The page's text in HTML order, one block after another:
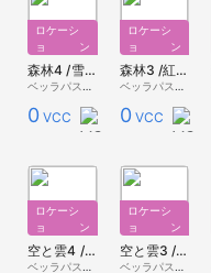
ロケーシ
ョン
森林4 /雪原 【スカイドーム】
0 VCC
ロケーシ
ョン
森林3 /紅葉 【スカイドーム】
0 VCC
ロケーシ
ョン
空と雲4 /夕方 【スカイドーム】
ロケーシ
ョン
空と雲3 /昼 【スカイドーム】